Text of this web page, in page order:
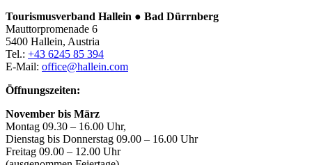
Tourismusverband Hallein ● Bad Dürrnberg
Mauttorpromenade 6
5400 Hallein, Austria
Tel.: +43 6245 85 394
E-Mail: office@hallein.com
Öffnungszeiten:
November bis März
Montag 09.30 – 16.00 Uhr,
Dienstag bis Donnerstag 09.00 – 16.00 Uhr
Freitag 09.00 – 12.00 Uhr